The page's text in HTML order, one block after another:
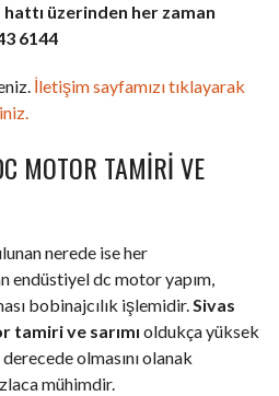
hattı üzerinden her zaman
6144
İletişim sayfamızı tıklayarak
MOTOR TAMIRI VE
nerede ise her
endüstiyel dc motor yapım,
bobinajcılık işlemidir.Sivas
tamiri ve sarımı oldukça yüksek
olmasını olanak
mühimdir.